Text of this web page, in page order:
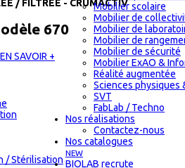
Mobilier scolaire
Mobilier de
Mobilier de
Mobilier de
Mobilier de sécurité
Mobilier ExAO &
Réalité augmentée
Sciences physiques
SVT
FabLab / Techno
Nos réalisations
Contactez-nous
Nos catalogues
NEW
BIOLAB recrute
/ FILTREE - CRUMACTIV
670
EN SAVOIR +
/ Stérilisation